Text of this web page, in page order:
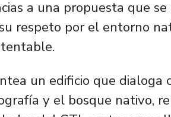
a una propuesta que
respeto por el entorno
un edificio que dialoga
y el bosque nativo,